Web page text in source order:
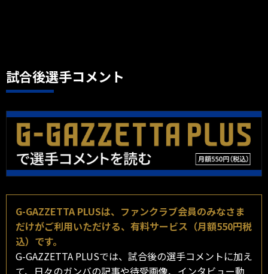
試合後選手コメント
G-GAZZETTA PLUSは、ファンクラブ会員のみなさま
だけがご利用いただける、有料サービス（月額550円税
込）です。
G-GAZZETTA PLUSでは、試合後の選手コメントに加え